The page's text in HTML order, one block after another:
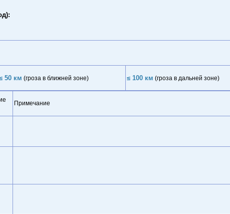
50 км (гроза в ближней зоне) ≤ 100 км (гроза в дальней зоне)
Примечание